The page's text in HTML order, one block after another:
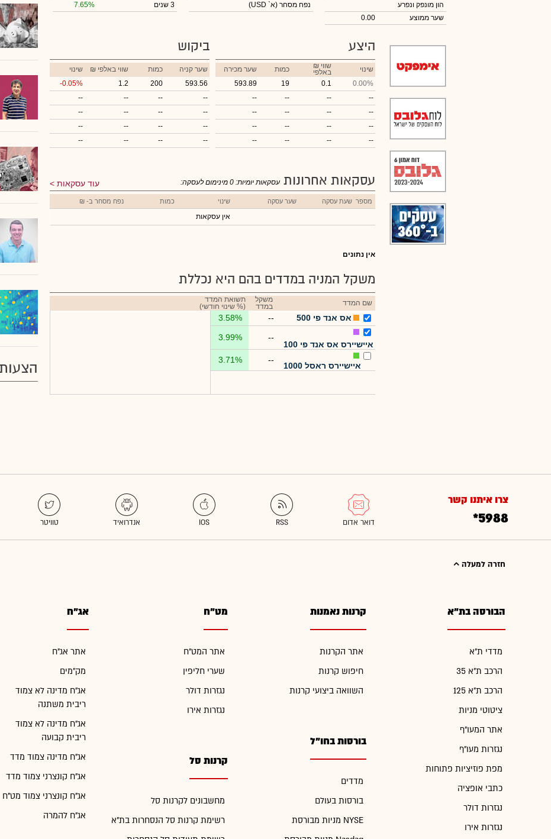
הון מונפק ונפרע
שער ממוצע
0.00
נפח מסחר (א` USD)
3 שנים
7.65%
היצע
שינוי ₪ שווי
באלפי כמות
שער מכירה
0.00%
0.1
19
593.89
--
--
--
--
--
--
--
--
--
--
--
--
--
--
--
--
ביקוש
שער קניה כמות ₪ שווי באלפי
שינוי
593.56
200
1.2
-0.05%
--
--
--
--
--
--
--
--
--
--
--
--
--
--
--
--
עסקאות אחרונות עוד עסקאות עסקאות יומיות: 0 מינימום לעסקה:
מספר שעת עסקה שער עסקה שינוי כמות נפח מסחר ב- ₪
אין עסקאות
אין נתונים
משקל המניה במדדים בהם היא נכללת
שם המדד
משקל
במדד
תשואת המדד
(% שינוי חודשי)
אס אנד פי 500 --
3.58%
איישיירס אס אנד פי 100
--
3.99%
איישיירס ראסל 1000
--
3.71%
צרו איתנו קשר
*5988
חזרה למעלה
הבורסה בת"א
מדדי ת"א
הרכב ת"א 35
הרכב ת"א 125
ציטוטי מניות
אתר המעו"ף
נגזרות מעו"ף
מפת פוזיציות פתוחות
כתבי אופציה
נגזרות דולר
נגזרות אירו
קרנות נאמנות
אתר הקרנות
חיפוש קרנות
השוואה ביצועי קרנות
בורסות בחו"ל
מדדים
בורסות בעולם
מניות מבורסת NYSE
מט"ח
אתר המט"ח
שערי חליפין
נגזרות דולר
נגזרות אירו
קרנות סל
מחשבונים לקרנות סל
רשימת קרנות סל הנסחרות בת"א
אג"ח
אתר אג"ח
מק"מים
אג"ח מדינה לא צמוד
ריבית משתנה
אג"ח מדינה לא צמוד
ריבית קבועה
אג"ח מדינה צמוד מדד
אג"ח קונצרני צמוד מדד
אג"ח קונצרני צמוד מט"ח
אג"ח להמרה